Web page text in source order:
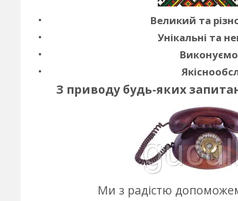
Великий та
Унікальні та
З приводу будь-яких
Ми з радістю